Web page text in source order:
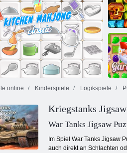
Ten Trix
online Kinderspiele Logikspiele
Kriegstanks
War Tanks Jigsaw
Im Spiel War Tanks Jigsaw
auch direkt an Schlachten